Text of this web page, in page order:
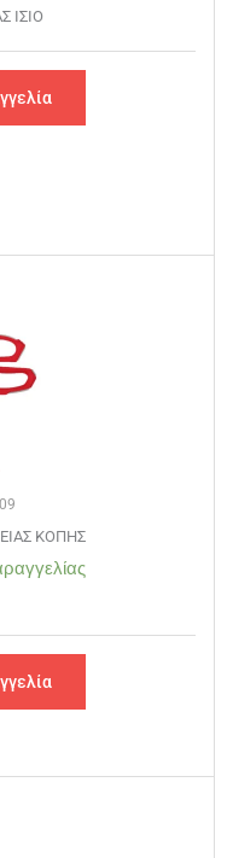
ΙΣΙΟ
ΚΟΠΗΣ